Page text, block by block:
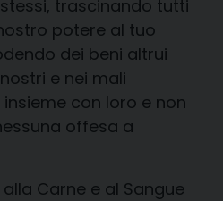
trascinando tutti
potere al tuo
dei beni altrui
e nei mali
con loro e non
offesa a
Carne e al Sangue